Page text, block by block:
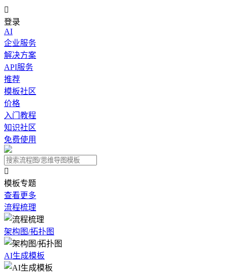

登录
AI
企业服务
解决方案
API服务
推荐
模板社区
价格
入门教程
知识社区
免费使用

模板专题
查看更多
流程梳理
架构图/拓扑图
AI生成模板